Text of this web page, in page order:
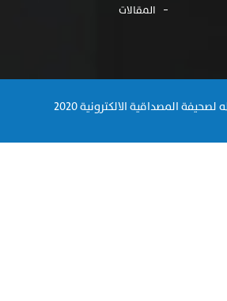
المقالات
المصداقية الالكترونية 2020